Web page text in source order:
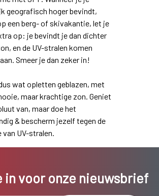
geografisch hoger bevindt,
een berg- of skivakantie, let je
op: je bevindt je dan dichter
en de UV-stralen komen
Smeer je dan zeker in!
wat opletten geblazen, met
maar krachtige zon. Geniet
van, maar doe het
& bescherm jezelf tegen de
van UV-stralen.
in voor onze nieuwsbrief